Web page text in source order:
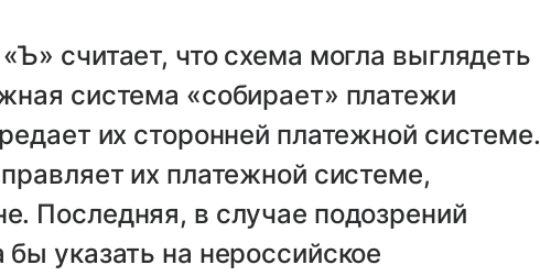
считает, что схема могла выглядеть
система «собирает» платежи
их сторонней платежной системе.
их платежной системе,
Последняя, в случае подозрений
указать на нероссийское